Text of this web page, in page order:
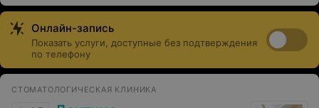
Онлайн-запись
Показать услуги, доступные без подтверждения
по телефону
СТОМАТОЛОГИЧЕСКАЯ КЛИНИКА